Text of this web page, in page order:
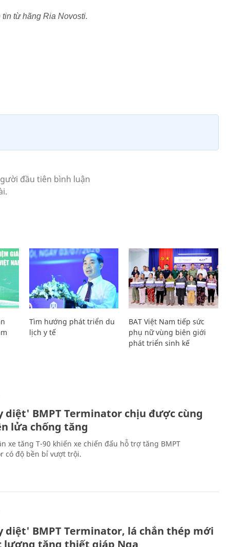
từ hãng Ria Novosti.
Tìm hướng phát triển du
lịch y tế
BAT Việt Nam tiếp sức
phụ nữ vùng biên giới
phát triển sinh kế
diệt' BMPT Terminator chịu được cùng
lửa chống tăng
xe tăng T-90 khiến xe chiến đấu hỗ trợ tăng BMPT
có độ bền bỉ vượt trội.
diệt' BMPT Terminator, lá chắn thép mới
lượng tăng thiết giáp Nga